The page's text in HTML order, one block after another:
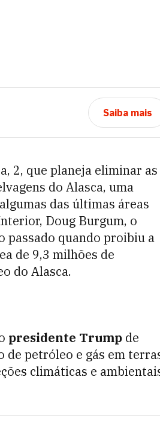
Saiba mais
2, que planeja eliminar as
do Alasca, uma
das últimas áreas
Doug Burgum, o
passado quando proibiu a
de 9,3 milhões de
do Alasca.
presidente Trump de
petróleo e gás em
climáticas e